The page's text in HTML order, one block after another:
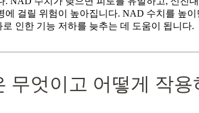
에 걸릴 위험이 높아집니다. NAD 수치를 높이
로 인한 기능 저하를 늦추는 데 도움이 됩니다.
무엇이고 어떻게 작용